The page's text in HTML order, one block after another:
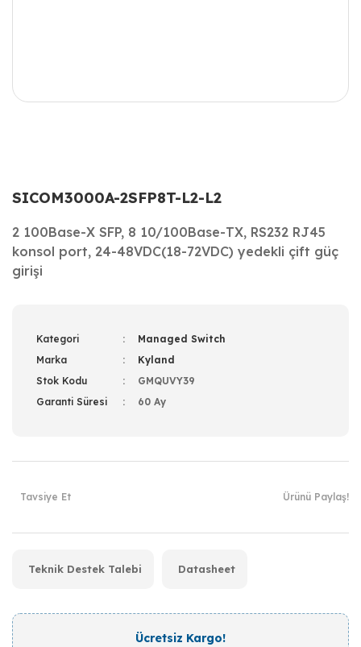
SICOM3000A-2SFP8T-L2-L2
2 100Base-X SFP, 8 10/100Base-TX, RS232 RJ45
konsol port, 24-48VDC(18-72VDC) yedekli çift güç
girişi
Kategori
Managed Switch
Marka
Kyland
Stok Kodu
GMQUVY39
Garanti Süresi
60 Ay
Tavsiye Et Ürünü Paylaş!
Teknik Destek Talebi Datasheet
Ücretsiz Kargo!